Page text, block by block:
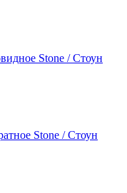
Stone / Стоун
Stone / Стоун